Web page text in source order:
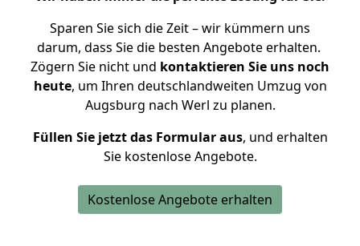
Sparen Sie sich die Zeit – wir kümmern uns
darum, dass Sie die besten Angebote erhalten.
Zögern Sie nicht und kontaktieren Sie uns noch
heute, um Ihren deutschlandweiten Umzug von
Augsburg nach Werl zu planen.
Füllen Sie jetzt das Formular aus, und erhalten
Sie kostenlose Angebote.
Kostenlose Angebote erhalten